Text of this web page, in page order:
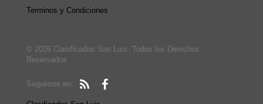
Terminos y Condiciones
© 2026 Clasificados San Luis. Todos los Derechos
Reservados
Seguimos en: